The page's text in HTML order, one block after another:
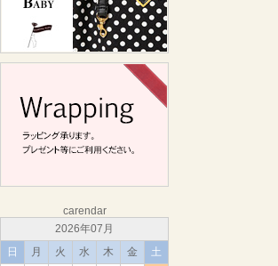
carendar
2026年07月
日
月 火 水 木 金
土